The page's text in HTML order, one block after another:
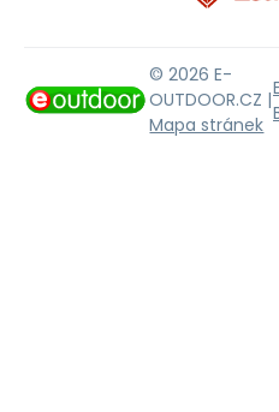
© 2026 E-
OUTDOOR.CZ |
Mapa stránek